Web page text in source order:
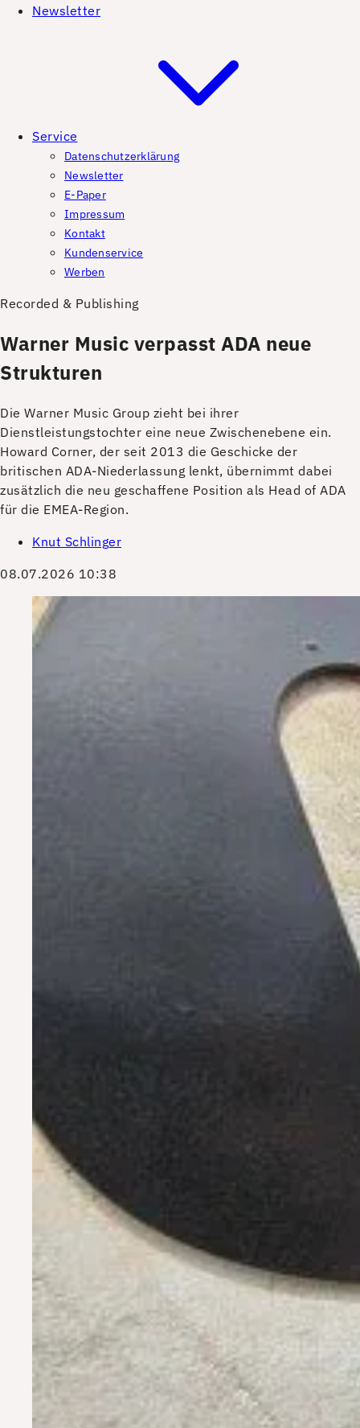
Newsletter
Service
Datenschutzerklärung
Newsletter
E-Paper
Impressum
Kontakt
Kundenservice
Werben
Recorded & Publishing
Warner Music verpasst ADA neue
Strukturen
Die Warner Music Group zieht bei ihrer
Dienstleistungstochter eine neue Zwischenebene ein.
Howard Corner, der seit 2013 die Geschicke der
britischen ADA-Niederlassung lenkt, übernimmt dabei
zusätzlich die neu geschaffene Position als Head of ADA
für die EMEA-Region.
Knut Schlinger
08.07.2026 10:38